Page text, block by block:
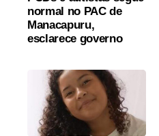
normal no PAC de
Manacapuru,
esclarece governo